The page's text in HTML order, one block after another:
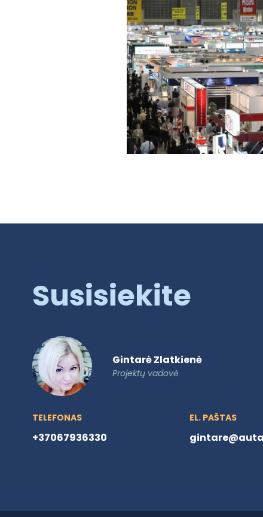
Susisiekite
Gintarė Zlatkienė
Projektų vadovė
TELEFONAS
+37067936330
EL. PAŠTAS